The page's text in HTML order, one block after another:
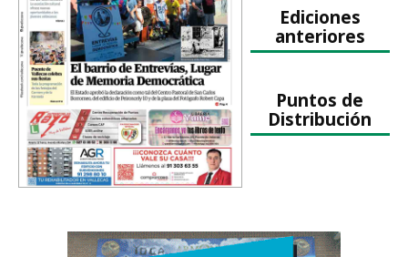
Ediciones
anteriores
Puntos de
Distribución